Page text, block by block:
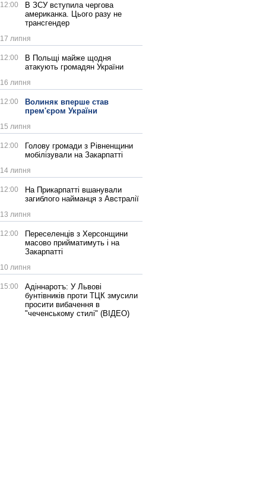
12:00
В ЗСУ вступила чергова
американка. Цього разу не
трансгендер
17 липня
12:00
В Польщі майже щодня
атакують громадян України
16 липня
12:00
Волиняк вперше став
прем'єром України
15 липня
12:00
Голову громади з Рівненщини
мобілізували на Закарпатті
14 липня
12:00
На Прикарпатті вшанували
загиблого найманця з Австралії
13 липня
12:00
Переселенців з Херсонщини
масово прийматимуть і на
Закарпатті
10 липня
15:00
Адіннаротъ: У Львові
бунтівників проти ТЦК змусили
просити вибачення в
"чеченському стилі" (ВІДЕО)